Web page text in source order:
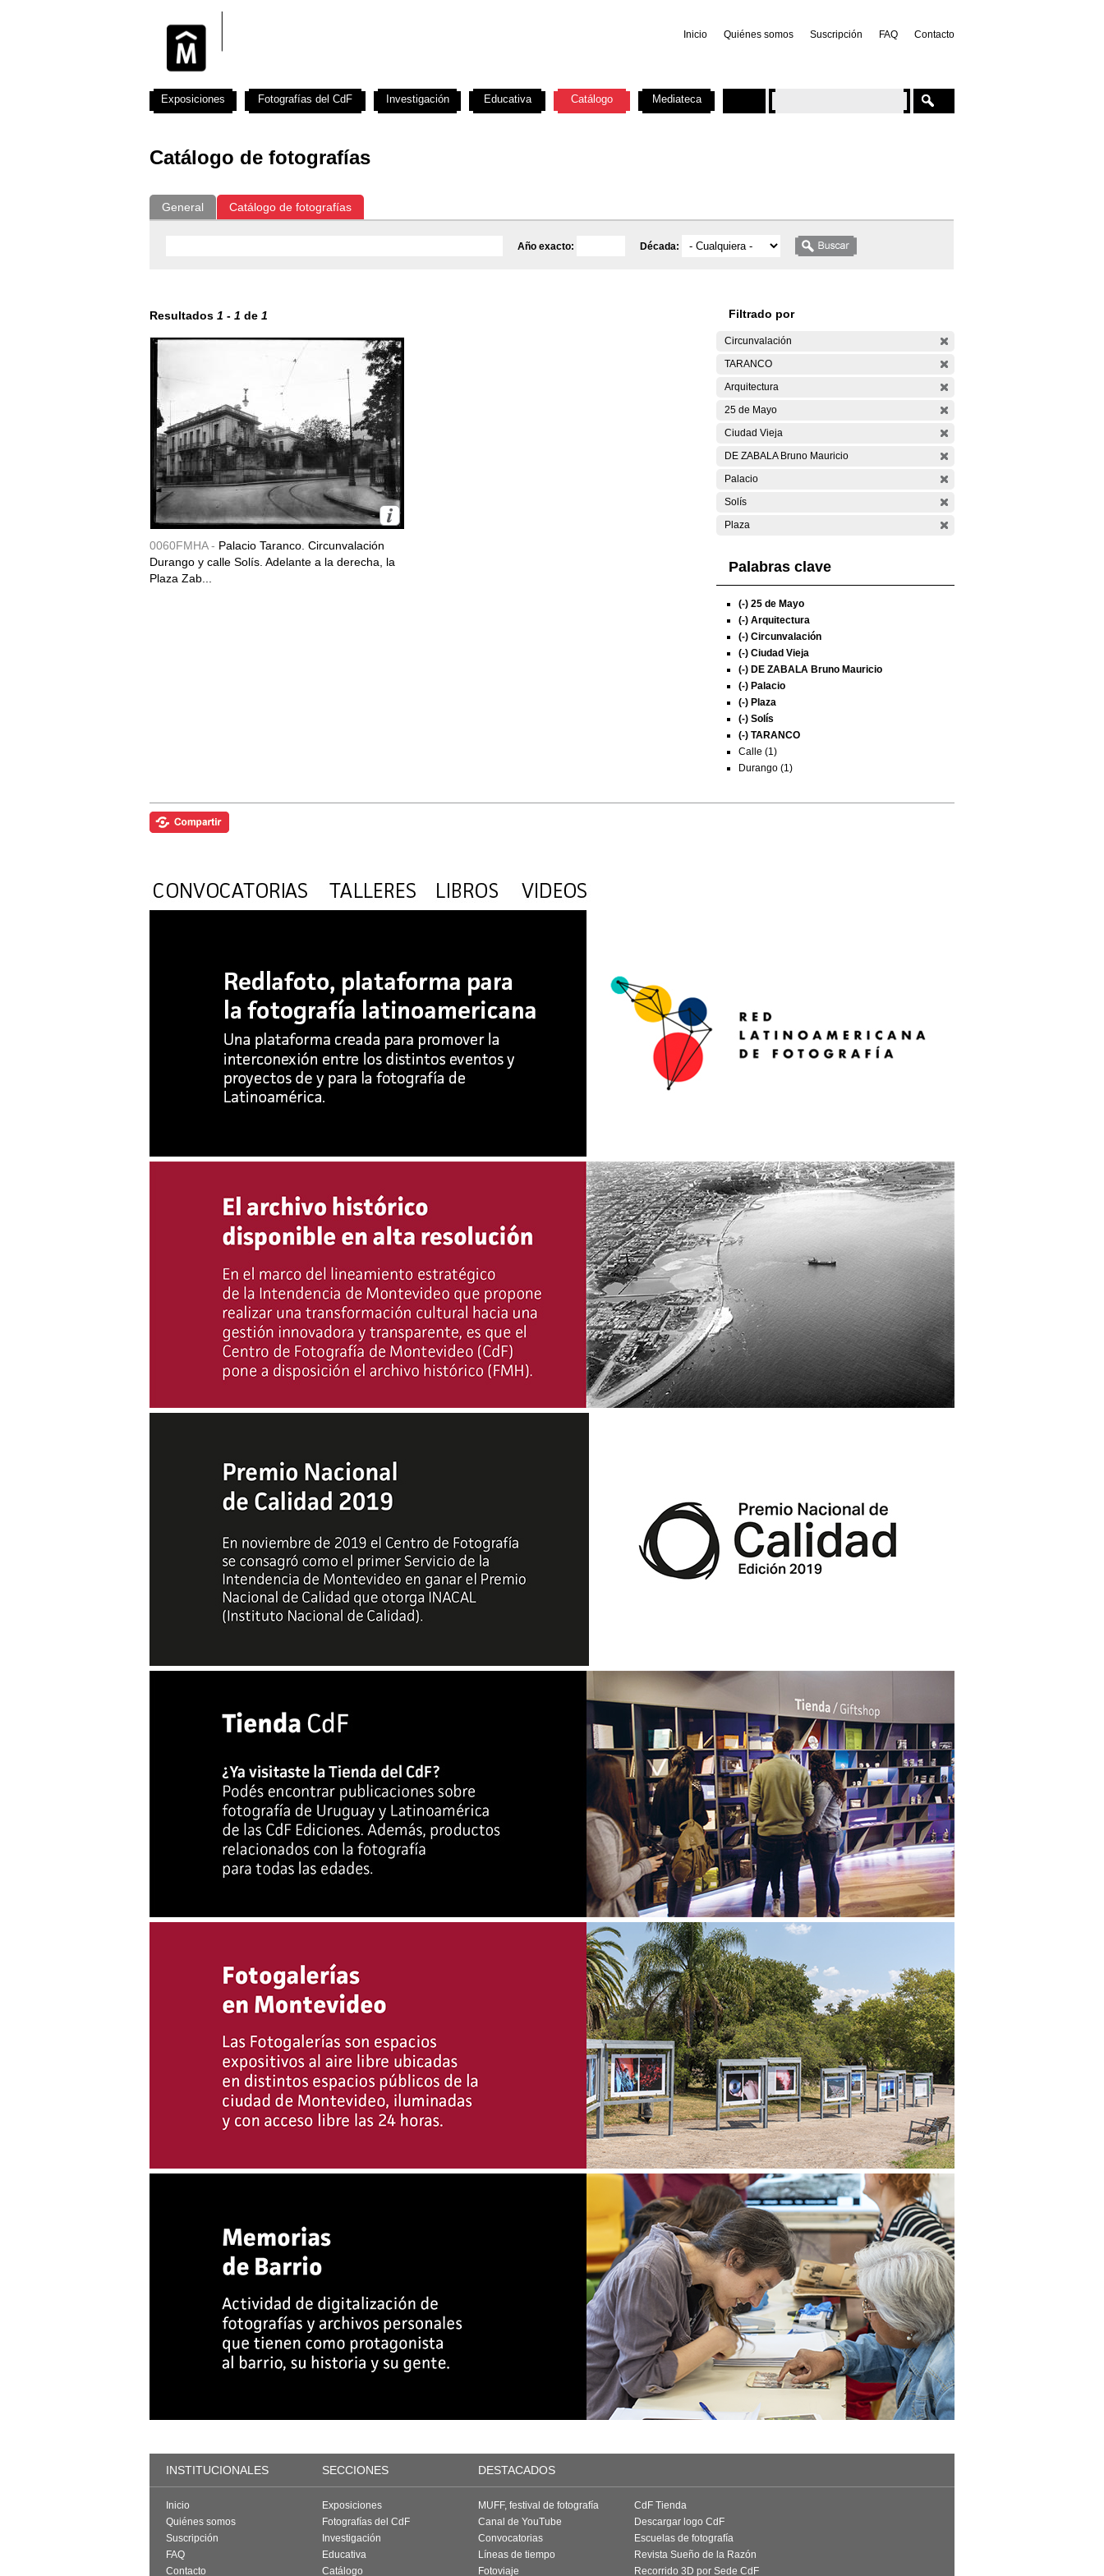
Inicio Quiénes somos Suscripción FAQ Contacto
Catálogo de fotografías
General Catálogo de fotografías
Año exacto: Década:
Resultados 1 - 1 de 1
0060FMHA - Palacio Taranco. Circunvalación
Durango y calle Solís. Adelante a la derecha, la
Plaza Zab...
Filtrado por
Circunvalación
TARANCO
Arquitectura
25 de Mayo
Ciudad Vieja
DE ZABALA Bruno Mauricio
Palacio
Solís
Plaza
Palabras clave
(-) 25 de Mayo
(-) Arquitectura
(-) Circunvalación
(-) Ciudad Vieja
(-) DE ZABALA Bruno Mauricio
(-) Palacio
(-) Plaza
(-) Solís
(-) TARANCO
Calle (1)
Durango (1)
Exposiciones Fotografías del CdF Investigación Educativa Catálogo Mediateca
INSTITUCIONALES SECCIONES DESTACADOS
Inicio
Quiénes somos
Suscripción
FAQ
Contacto
Exposiciones
Fotografías del CdF
Investigación
Educativa
Catálogo
MUFF, festival de fotografía
Canal de YouTube
Convocatorias
Líneas de tiempo
Fotoviaje
CdF Tienda
Descargar logo CdF
Escuelas de fotografía
Revista Sueño de la Razón
Recorrido 3D por Sede CdF